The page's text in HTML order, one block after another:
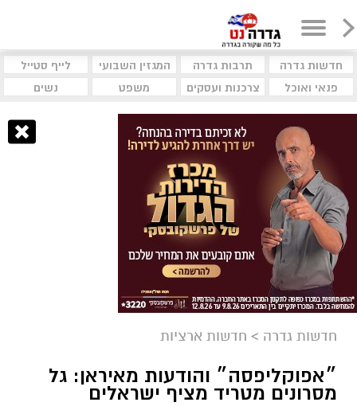
חדשות גדרה תרבות גדרה המגזין השבועי
לייף סטייל
פנאי ואוכל
צרכנות ועסקים משפט נשים
חדשות גדרה > חדשות ארציות
״אפוקליפסה״ והודעות מאיראן: גל
מסרונים מטריד מציף ישראלים